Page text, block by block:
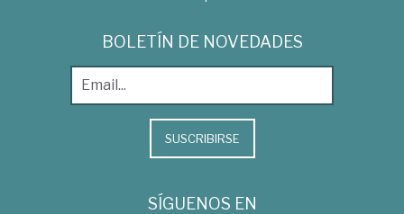
BOLETÍN DE NOVEDADES
SUSCRIBIRSE
SÍGUENOS EN